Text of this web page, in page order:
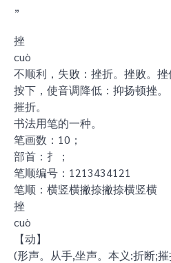
”
挫
cuò
不顺利，失败：挫折。挫败。挫
按下，使音调降低：抑扬顿挫。
摧折。
书法用笔的一种。
笔画数：10；
部首：扌；
笔顺编号：1213434121
笔顺：横竖横撇捺撇捺横竖横
挫
cuò
【动】
(形声。从手,坐声。本义:折断;摧